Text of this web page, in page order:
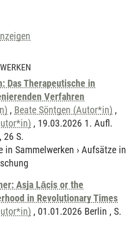
Das Therapeutische in
Verfahren
, Beate Söntgen (Autor*in) ,
, 19.03.2026 1. Aufl.
26 S.
in Sammelwerken › Aufsätze in
Asja Lācis or the
in Revolutionary Times
, 01.01.2026 Berlin , S.